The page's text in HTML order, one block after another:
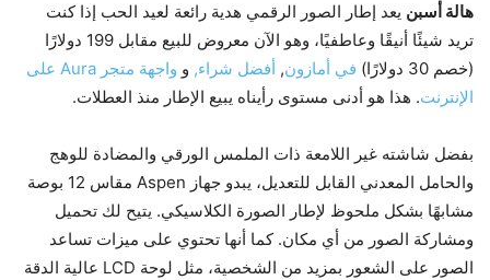
هالة أسبن يعد إطار الصور الرقمي هدية رائعة لعيد الحب إذا كنت
تريد شيئًا أنيقًا وعاطفيًا، وهو الآن معروض للبيع مقابل 199 دولارًا
(خصم 30 دولارًا)
في أمازون, أفضل شراء, و
واجهة متجر Aura على
الإنترنت. هذا هو أدنى مستوى رأيناه يبيع الإطار منذ العطلات.
بفضل شاشته غير اللامعة ذات الملمس الورقي والمضادة للوهج
والحامل المعدني القابل للتعديل، يبدو جهاز Aspen مقاس 12 بوصة
مشابهًا بشكل ملحوظ لإطار الصورة الكلاسيكي. يتيح لك تحميل
ومشاركة الصور من أي مكان. كما أنها تحتوي على ميزات تساعد
الصور على الشعور بمزيد من الشخصية، مثل لوحة LCD عالية الدقة